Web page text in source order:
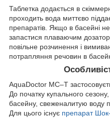
Таблетка додається в
проходить вода миттєво
препаратів. Якщо в басейні
запастися плаваючим
повільне розчинення і
потрапляння речовин в
AquaDoctor MC–T
До початку купального
басейну, свеженалитую воду
Для цього існує препарат